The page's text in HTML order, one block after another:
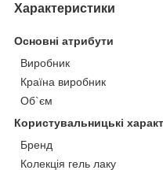
Характеристики
Основні атрибути
Виробник
Країна виробник
Об`єм
Користувальницькі
Бренд
Колекція гель лаку